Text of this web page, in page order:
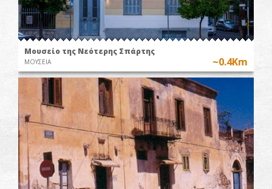
Μουσείο της Νεότερης Σπάρτης
ΜΟΥΣΕΙΑ ~0.4Km